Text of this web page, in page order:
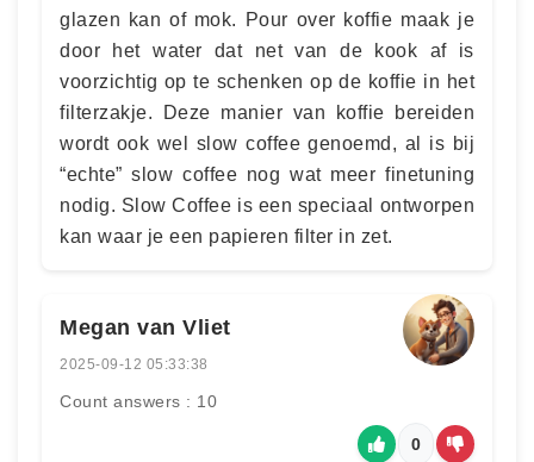
glazen kan of mok. Pour over koffie maak je
door het water dat net van de kook af is
voorzichtig op te schenken op de koffie in het
filterzakje. Deze manier van koffie bereiden
wordt ook wel slow coffee genoemd, al is bij
“echte” slow coffee nog wat meer finetuning
nodig. Slow Coffee is een speciaal ontworpen
kan waar je een papieren filter in zet.
Megan van Vliet
2025-09-12 05:33:38
Count answers : 10
0